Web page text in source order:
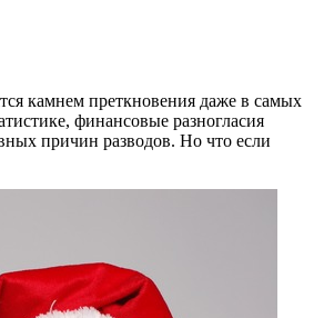
камнем преткновения даже в самых
финансовые разногласия
причин разводов. Но что если